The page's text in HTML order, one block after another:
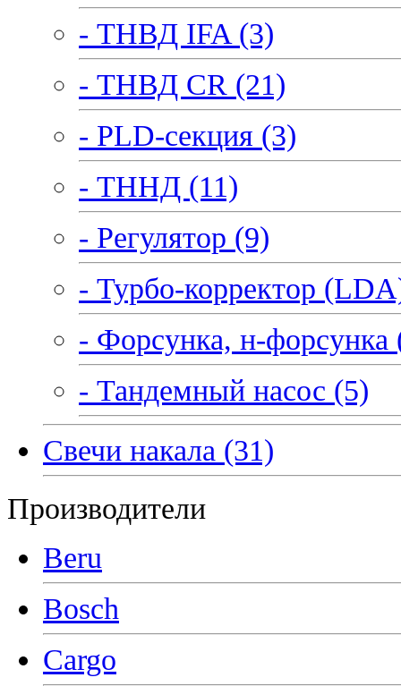
- ТНВД IFA (3)
- ТНВД CR (21)
- PLD-секция (3)
- ТННД (11)
- Регулятор (9)
- Турбо-корректор
- Форсунка, н-форсунка
- Тандемный насос (5)
Свечи накала (31)
Производители
Beru
Bosch
Cargo